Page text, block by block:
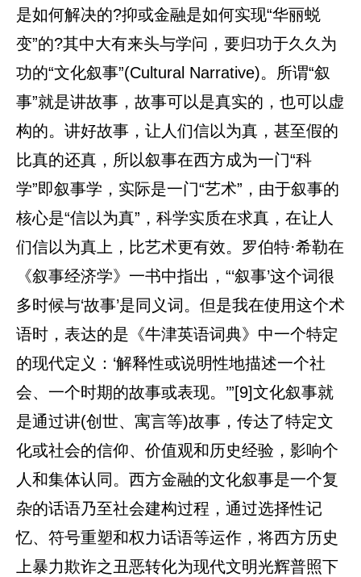
是如何解决的?抑或金融是如何实现“华丽蜕
变”的?其中大有来头与学问，要归功于久久为
功的“文化叙事”(Cultural Narrative)。所谓“叙
事”就是讲故事，故事可以是真实的，也可以虚
构的。讲好故事，让人们信以为真，甚至假的
比真的还真，所以叙事在西方成为一门“科
学”即叙事学，实际是一门“艺术”，由于叙事的
核心是“信以为真”，科学实质在求真，在让人
们信以为真上，比艺术更有效。罗伯特·希勒在
《叙事经济学》一书中指出，“‘叙事’这个词很
多时候与‘故事’是同义词。但是我在使用这个术
语时，表达的是《牛津英语词典》中一个特定
的现代定义：‘解释性或说明性地描述一个社
会、一个时期的故事或表现。’”[9]文化叙事就
是通过讲(创世、寓言等)故事，传达了特定文
化或社会的信仰、价值观和历史经验，影响个
人和集体认同。西方金融的文化叙事是一个复
杂的话语乃至社会建构过程，通过选择性记
忆、符号重塑和权力话语等运作，将西方历史
上暴力欺诈之丑恶转化为现代文明光辉普照下